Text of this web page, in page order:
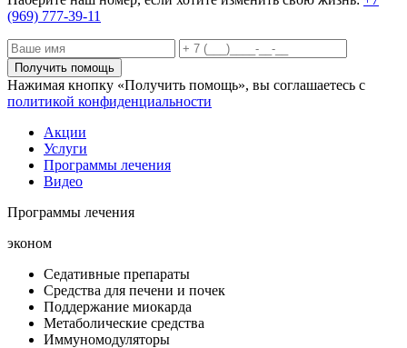
(969) 777-39-11
Получить помощь
Нажимая кнопку «Получить помощь», вы соглашаетесь с
политикой конфиденциальности
Акции
Услуги
Программы лечения
Видео
Программы лечения
эконом
Седативные препараты
Средства для печени и почек
Поддержание миокарда
Метаболические средства
Иммуномодуляторы